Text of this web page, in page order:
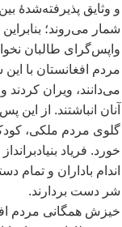
و وثایق پذیرفتهشدۀ بین
شمار میروند؛
واپسگرای طالبان
مردم افغانستان با
میدانند، ویران
آنان انباشتند. از این
گلوی مردم ملکی،
خورد. فریاد
اندام باداران و تمام
شر دست بردارند.
خیزش همگانی مردم